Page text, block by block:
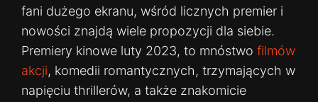
fani dużego ekranu, wśród licznych premier i
nowości znajdą wiele propozycji dla siebie.
Premiery kinowe luty 2023, to mnóstwo filmów
akcji, komedii romantycznych, trzymających w
napięciu thrillerów, a także znakomicie